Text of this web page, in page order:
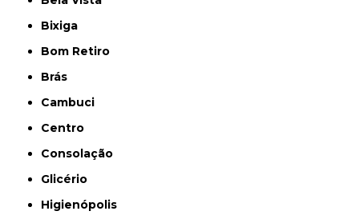
Bixiga
Bom Retiro
Brás
Cambuci
Centro
Consolação
Glicério
Higienópolis